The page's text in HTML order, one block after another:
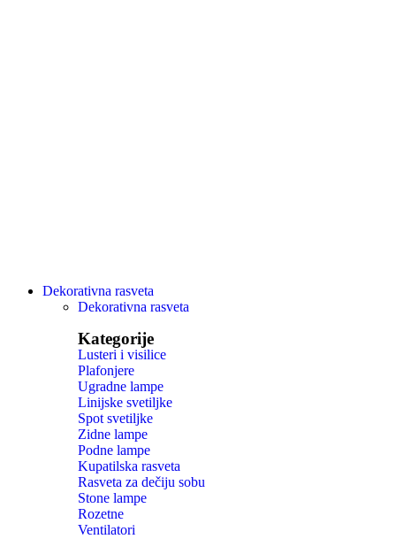
Dekorativna rasveta
Dekorativna rasveta
Kategorije
Lusteri i visilice
Plafonjere
Ugradne lampe
Linijske svetiljke
Spot svetiljke
Zidne lampe
Podne lampe
Kupatilska rasveta
Rasveta za dečiju sobu
Stone lampe
Rozetne
Ventilatori